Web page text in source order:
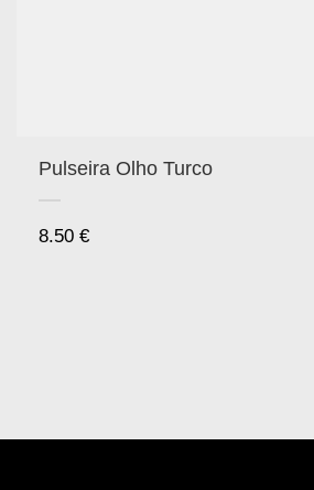
Pulseira Olho Turco
8.50 €